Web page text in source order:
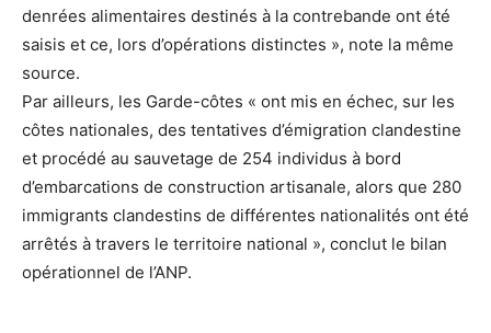
denrées alimentaires destinés à la contrebande ont été
saisis et ce, lors d’opérations distinctes », note la même
source.
Par ailleurs, les Garde-côtes « ont mis en échec, sur les
côtes nationales, des tentatives d’émigration clandestine
et procédé au sauvetage de 254 individus à bord
d’embarcations de construction artisanale, alors que 280
immigrants clandestins de différentes nationalités ont été
arrêtés à travers le territoire national », conclut le bilan
opérationnel de l’ANP.